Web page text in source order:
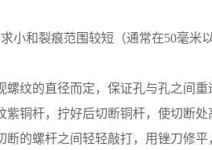
小和裂痕范围较短（通常在50毫米
纹的直径而定，保证孔与孔之间重
铜杆，拧好后切断铜杆，使切断处
的螺杆之间轻轻敲打，用锉刀修平